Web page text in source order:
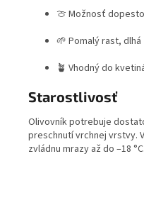
🍈 Možnosť
🌱 Pomalý rast,
🪴 Vhodný do
Starostlivosť
Olivovník potrebuje
preschnutí vrchnej vrstvy.
zvládnu mrazy až do –18 °C.